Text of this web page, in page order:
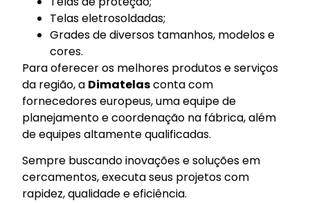
Telas eletrosoldadas;
Grades de diversos tamanhos, modelos e
cores.
Para oferecer os melhores produtos e serviços
da região, a Dimatelasconta com
fornecedores europeus, uma equipe de
planejamento e coordenação na fábrica, além
de equipes altamente qualificadas.
Sempre buscando inovações e soluções em
cercamentos, executa seus projetos com
rapidez, qualidade e eficiência.